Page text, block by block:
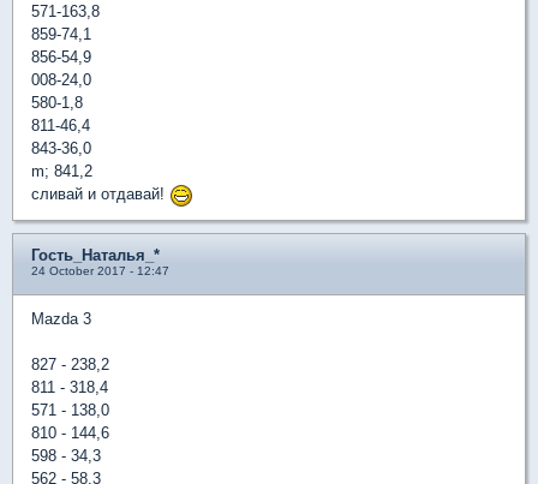
571-163,8
859-74,1
856-54,9
008-24,0
580-1,8
811-46,4
843-36,0
m; 841,2
сливай и отдавай!
Гость_Наталья_*
24 October 2017 - 12:47
Mazda 3
827 - 238,2
811 - 318,4
571 - 138,0
810 - 144,6
598 - 34,3
562 - 58,3